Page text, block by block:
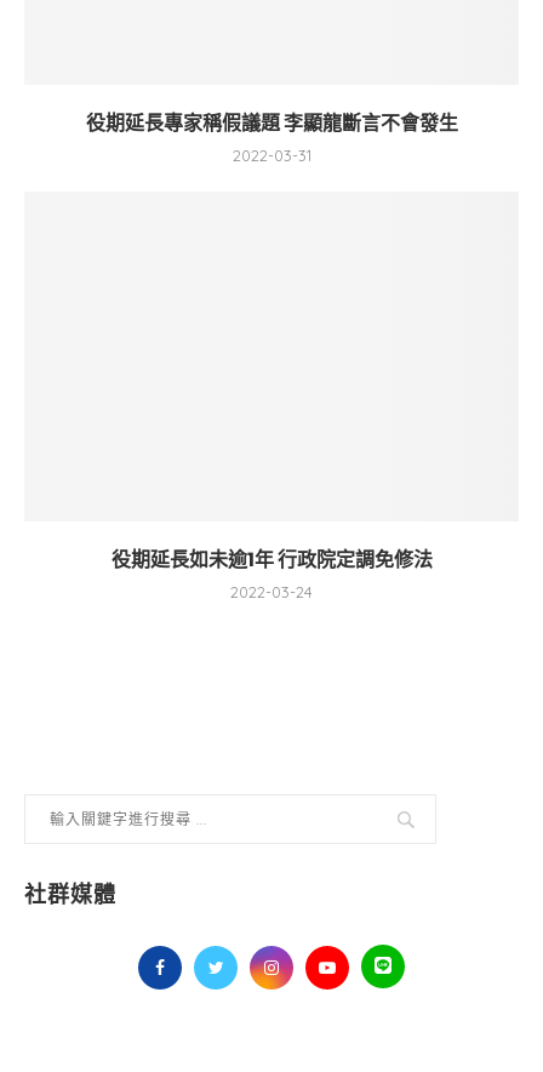
役期延長專家稱假議題 李顯龍斷言不會發生
2022-03-31
役期延長如未逾1年 行政院定調免修法
2022-03-24
社群媒體